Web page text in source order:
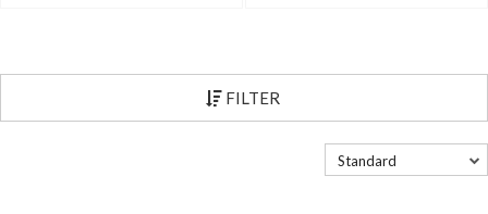
FILTER
Standard